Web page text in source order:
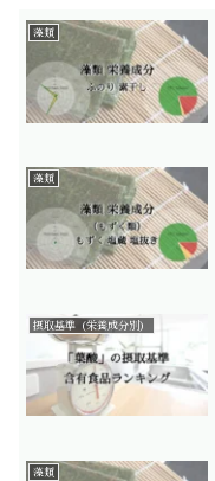
藻類
藻類
摂取基準（栄養成分別）
藻類